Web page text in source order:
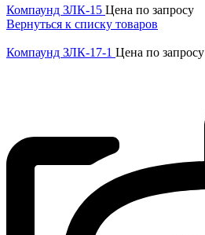
Компаунд ЗЛК-15 Цена по запросу
Вернуться к списку товаров
Компаунд ЗЛК-17-1 Цена по запросу